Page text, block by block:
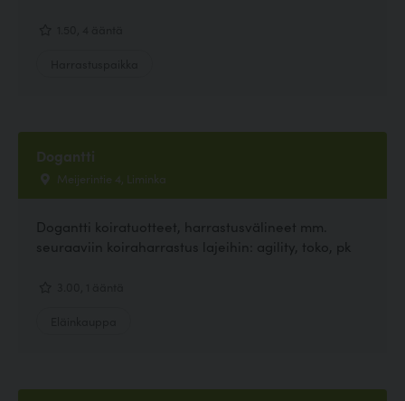
Dogantti
Meijerintie 4, Liminka
Dogantti koiratuotteet, harrastusvälineet mm.
seuraaviin koiraharrastus lajeihin: agility, toko, pk